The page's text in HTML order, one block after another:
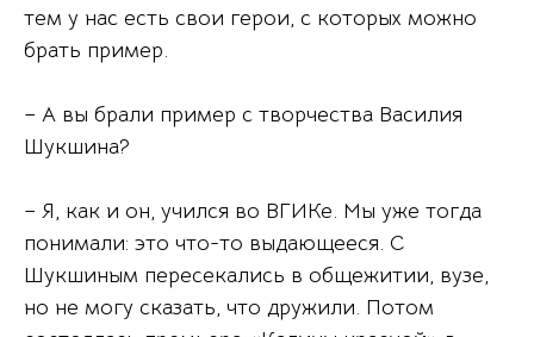
тем у нас есть свои герои, с которых можно
брать пример.
– А вы брали пример с творчества Василия
Шукшина?
– Я, как и он, учился во ВГИКе. Мы уже тогда
понимали: это что-то выдающееся. С
Шукшиным пересекались в общежитии, вузе,
но не могу сказать, что дружили. Потом